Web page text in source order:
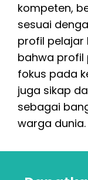
kompeten,
sesuai
profil pelajar
bahwa profil
fokus pada
juga sikap
sebagai
warga dunia.